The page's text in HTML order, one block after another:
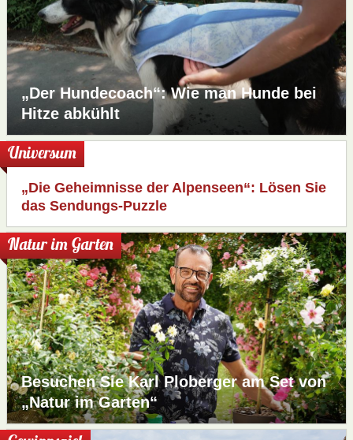
„Der Hundecoach“: Wie man Hunde bei
Hitze abkühlt
Universum
„Die Geheimnisse der Alpenseen“: Lösen Sie
das Sendungs-Puzzle
Natur im Garten
Besuchen Sie Karl Ploberger am Set von
„Natur im Garten“